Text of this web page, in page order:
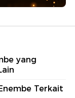
yang
Terkait